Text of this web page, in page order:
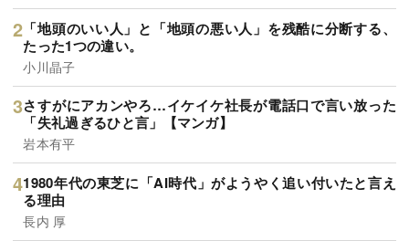
「地頭のいい人」と「地頭の悪い人」を残酷に分断する、
たった1つの違い。
小川晶子
さすがにアカンやろ…イケイケ社長が電話口で言い放った
「失礼過ぎるひと言」【マンガ】
岩本有平
1980年代の東芝に「AI時代」がようやく追い付いたと言え
る理由
長内 厚